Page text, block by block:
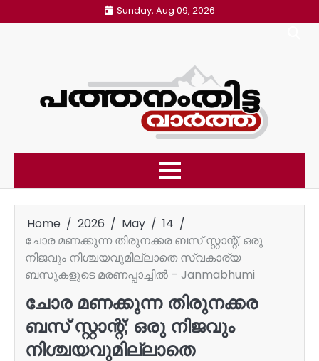
to
Sunday, Aug 09, 2026
Home 2026 May
14
ചോര മണക്കുന്ന തിരുനക്കര ബസ് സ്റ്റാന്റ്; ഒരു
നിജവും നിശ്ചയവുമില്ലാതെ സ്വകാര്യ
ബസുകളുടെ മരണപ്പാച്ചിൽ – Janmabhumi
ചോര മണക്കുന്ന തിരുനക്കര
ബസ് സ്റ്റാന്റ്; ഒരു നിജവും
നിശ്ചയവുമില്ലാതെ